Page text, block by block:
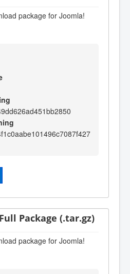
package for Joomla!
Package (.tar.gz)
package for Joomla!